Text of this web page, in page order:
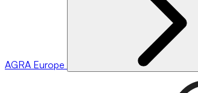
AGRA Europe